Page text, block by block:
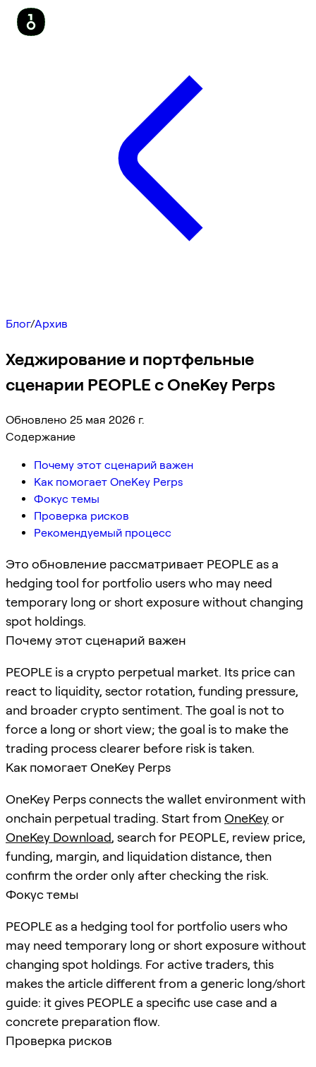
Блог/Архив
Хеджирование и портфельные
сценарии PEOPLE с OneKey Perps
Обновлено 25 мая 2026 г.
Содержание
Почему этот сценарий важен
Как помогает OneKey Perps
Фокус темы
Проверка рисков
Рекомендуемый процесс
Это обновление рассматривает PEOPLE as a
hedging tool for portfolio users who may need
temporary long or short exposure without changing
spot holdings.
Почему этот сценарий важен
PEOPLE is a crypto perpetual market. Its price can
react to liquidity, sector rotation, funding pressure,
and broader crypto sentiment. The goal is not to
force a long or short view; the goal is to make the
trading process clearer before risk is taken.
Как помогает OneKey Perps
OneKey Perps connects the wallet environment with
onchain perpetual trading. Start from OneKeyor
OneKey Download, search for PEOPLE, review price,
funding, margin, and liquidation distance, then
confirm the order only after checking the risk.
Фокус темы
PEOPLE as a hedging tool for portfolio users who
may need temporary long or short exposure without
changing spot holdings. For active traders, this
makes the article different from a generic long/short
guide: it gives PEOPLE a specific use case and a
concrete preparation flow.
Проверка рисков